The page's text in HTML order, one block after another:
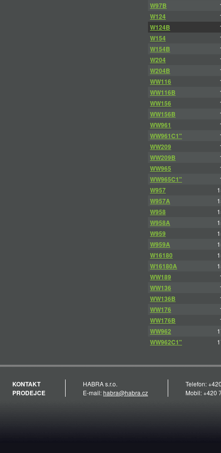
W97B
W124
W124B
W154
W154B
W204
W204B
WW116
WW116B
WW156
WW156B
WW961
WW961C1"
WW209
WW209B
WW965
WW965C1"
W957
W957A
W958
W958A
W959
W959A
W16180
W16180A
WW189
WW136
WW136B
WW176
WW176B
WW962
WW962C1"
KONTAKT
PRODEJCE
HABRA s.r.o.
E-mail:habra@habra.cz
Telefon:
Mobil: +420